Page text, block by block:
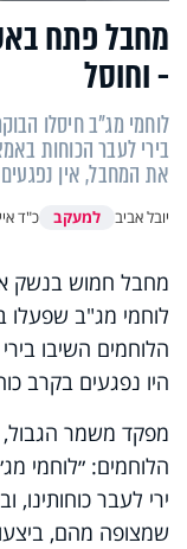
מחבל פתח
- וחוסל
לוחמי מג"ב חיסלו
בירי לעבר הכוחות
את המחבל, אין נפגעים
יובל אביב למעקב כ"ד
מחבל חמוש בנשק
לוחמי מג"ב שפעלו
הלוחמים השיבו
היו נפגעים בקרב
מפקד משמר הגבול,
הלוחמים: ״לוחמי
ירי לעבר כוחותינו,
שמצופה מהם,